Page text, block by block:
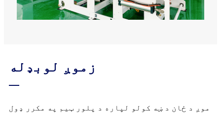
زموږ لوبډله
موږ د ځان د ښه کولو لپاره د پلور ټیم په مکرر ډول